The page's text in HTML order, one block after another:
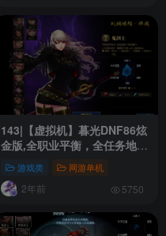
143|【虚拟机】暮光DNF86炫
金版,全职业平衡，全任务地图
游戏类 网游单机
2年前 5750